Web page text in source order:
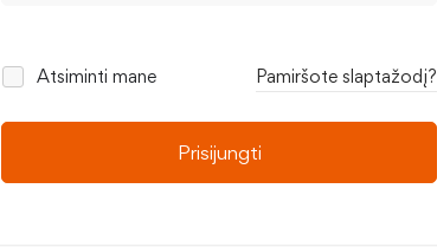
Atsiminti mane Pamiršote slaptažodį?
Prisijungti